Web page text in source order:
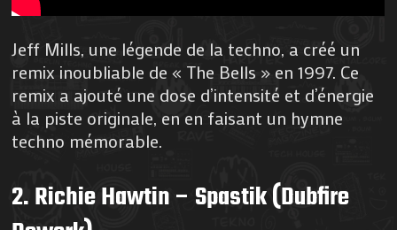
Jeff Mills, une légende de la techno, a créé un
remix inoubliable de « The Bells » en 1997. Ce
remix a ajouté une dose d’intensité et d’énergie
à la piste originale, en en faisant un hymne
techno mémorable.
2. Richie Hawtin – Spastik (Dubfire